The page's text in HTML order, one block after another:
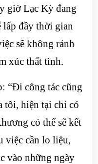
giờ Lạc Kỳ đang
lấp đầy thời gian
sẽ không rảnh
xúc thất tình.
“Đi công tác cũng
tôi, hiện tại chỉ có
có thể sẽ kết
việc cần lo liệu,
vào những ngày